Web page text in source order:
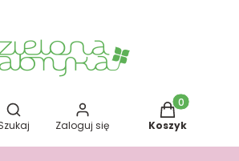
Otwórz wyszukiwarkę
Zaloguj się
Produkty w
Koszyk